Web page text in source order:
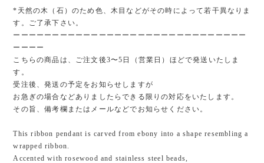
*天然の木（石）のため色、木目などがその時によって若干異なりま
す。ご了承下さい。
ーーーーーーーーーーーーーーーーーーーーーーーーーーーーーー
ーーーー
こちらの商品は、ご注文後3〜5日（営業日）ほどで発送いたしま
す。
受注後、発送の予定をお知らせしますが
お急ぎの場合などありましたらできる限りの対応をいたします。
その旨、備考欄またはメールなどでお知らせください。
This ribbon pendant is carved from ebony into a shape resembling a
wrapped ribbon.
Accented with rosewood and stainless steel beads,